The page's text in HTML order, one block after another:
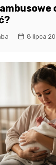
8 lipca